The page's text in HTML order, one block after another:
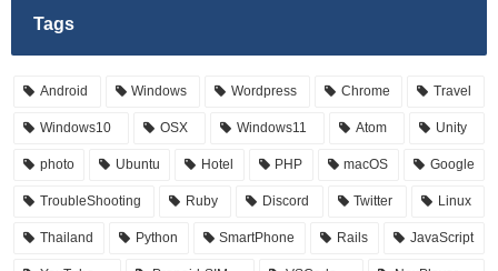
Tags
Android Windows Wordpress Chrome Travel
Windows10 OSX Windows11 Atom Unity
photo Ubuntu Hotel PHP macOS Google
TroubleShooting Ruby Discord Twitter Linux
Thailand Python SmartPhone Rails JavaScript